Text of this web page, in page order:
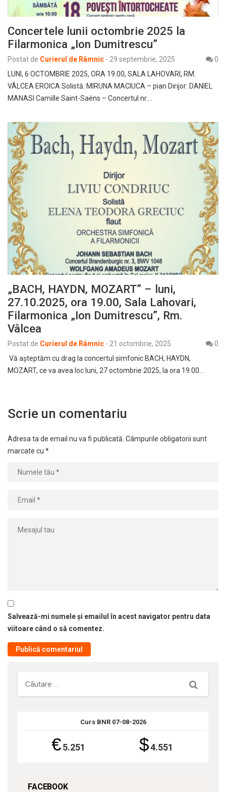
Concertele lunii octombrie 2025 la
Filarmonica „Ion Dumitrescu”
Postat de Curierul de Râmnic - 29 septembrie, 2025
0
LUNI, 6 OCTOMBRIE 2025, ORA 19.00, SALA LAHOVARI, RM.
VÂLCEA EROICA Solistă: MIRUNA MACIUCA – pian Dirijor: DANIEL
MANASI Camille Saint-Saëns – Concertul nr.…
„BACH, HAYDN, MOZART” – luni,
27.10.2025, ora 19.00, Sala Lahovari,
Filarmonica „Ion Dumitrescu”, Rm.
Vâlcea
Postat de Curierul de Râmnic - 21 octombrie, 2025
0
Vă așteptăm cu drag la concertul simfonic BACH, HAYDN,
MOZART, ce va avea loc luni, 27 octombrie 2025, la ora 19.00…
Scrie un comentariu
Adresa ta de email nu va fi publicată. Câmpurile obligatorii sunt
marcate cu *
Salvează-mi numele și emailul în acest navigator pentru data
viitoare când o să comentez.
Căutare
Curs BNR 07-08-2026
€5.251 $4.551
FACEBOOK